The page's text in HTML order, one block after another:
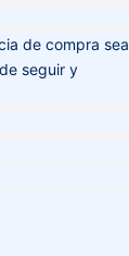
de compra sea
seguir y